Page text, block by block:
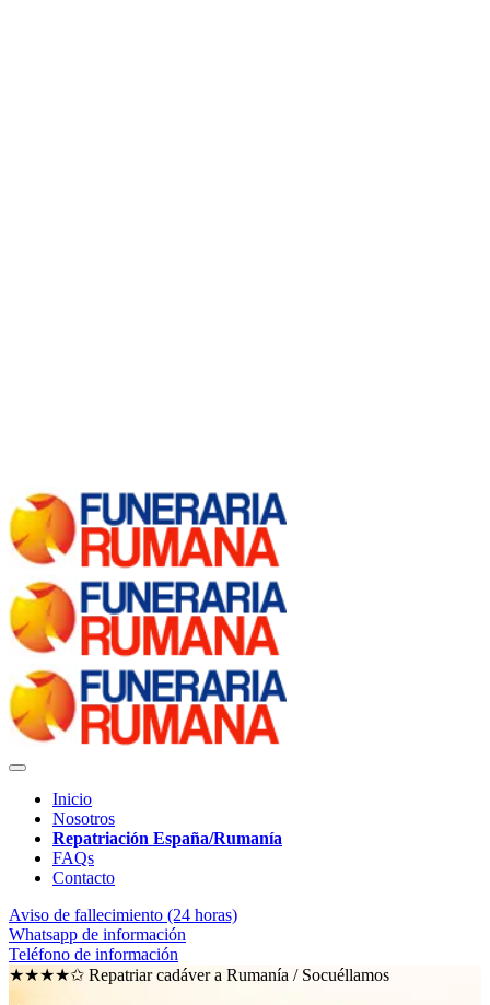
Inicio
Nosotros
Repatriación España/Rumanía
FAQs
Contacto
Aviso de fallecimiento (24 horas)
Whatsapp de información
Teléfono de información
★★★★✩ Repatriar cadáver a Rumanía / Socuéllamos